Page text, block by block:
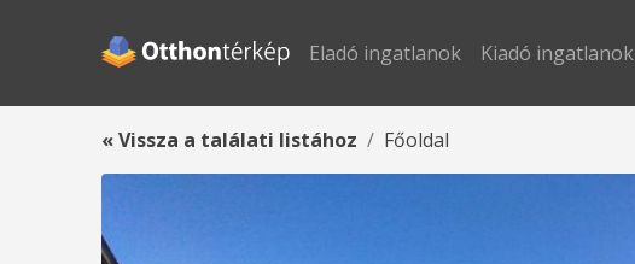
Eladó ingatlanok Kiadó ingatlanok
« Vissza a találati listához Főoldal